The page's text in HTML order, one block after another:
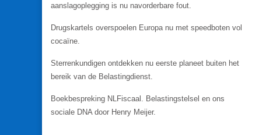
aanslagoplegging is nu navorderbare fout.
Drugskartels overspoelen Europa nu met speedboten vol
cocaïne.
Sterrenkundigen ontdekken nu eerste planeet buiten het
bereik van de Belastingdienst.
Boekbespreking NLFiscaal. Belastingstelsel en ons
sociale DNA door Henry Meijer.